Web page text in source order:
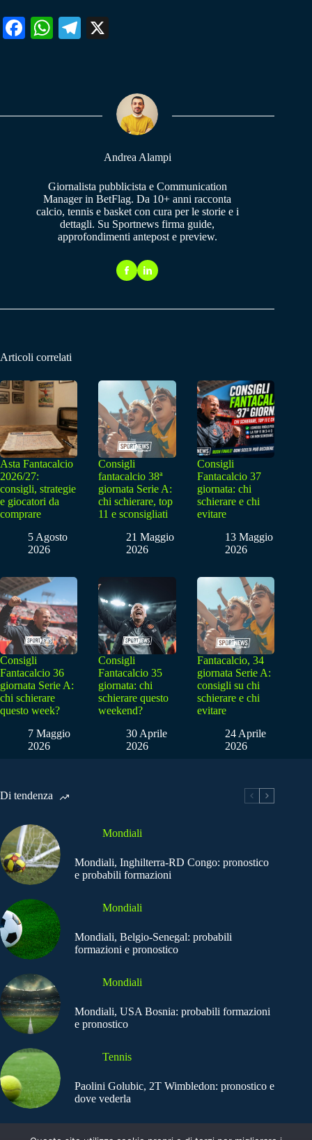
Fa W
pp
Te
m
Andrea Alampi
Giornalista pubblicista e Communication
Manager in BetFlag. Da 10+ anni racconta
calcio, tennis e basket con cura per le storie e i
dettagli. Su Sportnews firma guide,
approfondimenti antepost e preview.
Articoli correlati
Asta Fantacalcio
2026/27:
consigli, strategie
e giocatori da
comprare
5 Agosto
2026
Consigli
fantacalcio 38ª
giornata Serie A:
chi schierare, top
11 e sconsigliati
21 Maggio
2026
Consigli
Fantacalcio 37
giornata: chi
schierare e chi
evitare
13 Maggio
2026
Consigli
Fantacalcio 36
giornata Serie A:
chi schierare
questo week?
7 Maggio
2026
Consigli
Fantacalcio 35
giornata: chi
schierare questo
weekend?
30 Aprile
2026
Fantacalcio, 34
giornata Serie A:
consigli su chi
schierare e chi
evitare
24 Aprile
2026
Di tendenza
Mondiali
Mondiali, Inghilterra-RD Congo: pronostico
e probabili formazioni
Mondiali
Mondiali, Belgio-Senegal: probabili
formazioni e pronostico
Mondiali
Mondiali, USA Bosnia: probabili formazioni
e pronostico
Tennis
Paolini Golubic, 2T Wimbledon: pronostico e
dove vederla